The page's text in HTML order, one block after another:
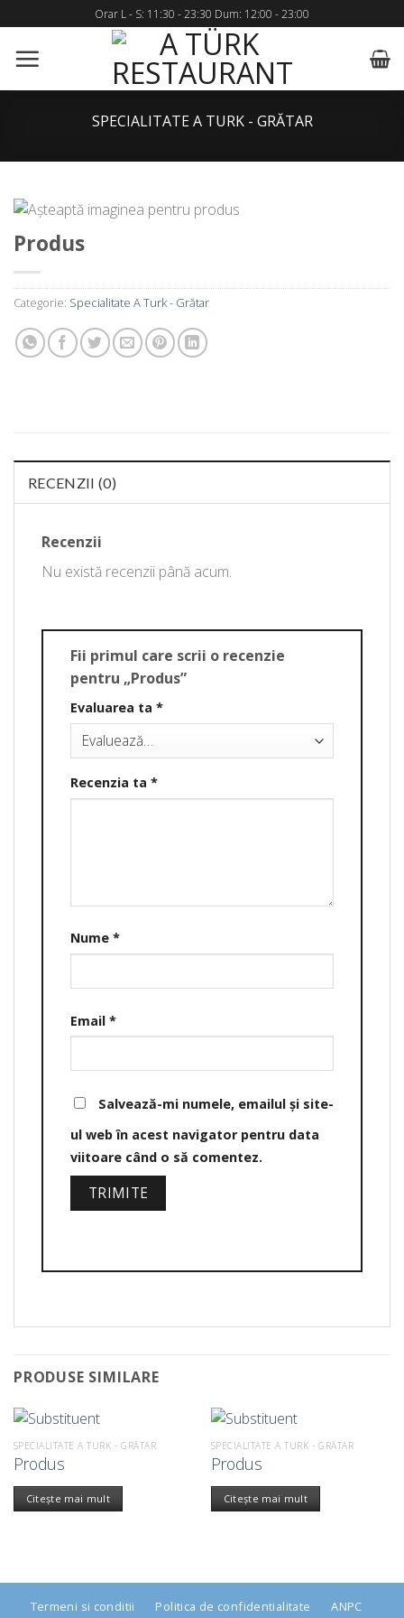
to
content
Orar L - S: 11:30 - 23:30 Dum: 12:00 - 23:00
SPECIALITATE A TURK - GRĂTAR
Produs
Categorie: Specialitate A Turk - Grătar
RECENZII (0)
Recenzii
Nu există recenzii până acum.
Fii primul care scrii o recenzie
pentru „Produs”
Evaluarea ta *
Recenzia ta *
Nume *
Email *
Salvează-mi numele, emailul și site-
ul web în acest navigator pentru data
viitoare când o să comentez.
PRODUSE SIMILARE
SPECIALITATE A TURK - GRĂTAR
Produs
Citește mai mult
SPECIALITATE A TURK - GRĂTAR
Produs
Citește mai mult
Termeni si conditii Politica de confidentialitate ANPC